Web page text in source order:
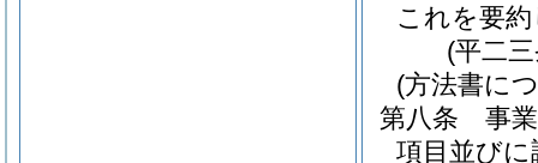
これを要
(平二
(方法書に
第八条
事
項目並び